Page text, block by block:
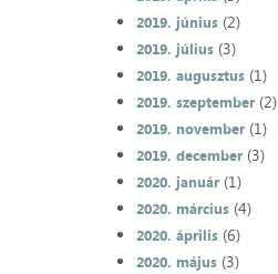
2019. június(2)
2019. július(3)
2019. augusztus(1)
2019. szeptember(2)
2019. november(1)
2019. december(3)
2020. január(1)
2020. március(4)
2020. április(6)
2020. május(3)